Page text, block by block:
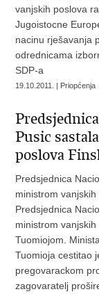
vanjskih poslova
Jugoistocne
nacinu rješavanja
odrednicama
SDP-a
19.10.2011. | Priopćenja
Pusic
poslova
Predsjednica
ministrom
Predsjednica
ministrom
Tuomiojom.
Tuomioja cestitao
pregovarackom
zagovaratelj